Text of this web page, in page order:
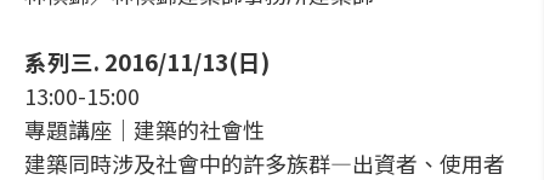
系列三. 2016/11/13(日)
13:00-15:00
專題講座│建築的社會性
建築同時涉及社會中的許多族群—出資者、使用者